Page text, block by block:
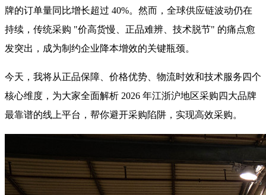
牌的订单量同比增长超过 40%。然而，全球供应链波动仍在
持续，传统采购 "价高货慢、正品难辨、技术脱节" 的痛点愈
发突出，成为制约企业降本增效的关键瓶颈。
今天，我将从正品保障、价格优势、物流时效和技术服务四个
核心维度，为大家全面解析 2026 年江浙沪地区采购四大品牌
最靠谱的线上平台，帮你避开采购陷阱，实现高效采购。